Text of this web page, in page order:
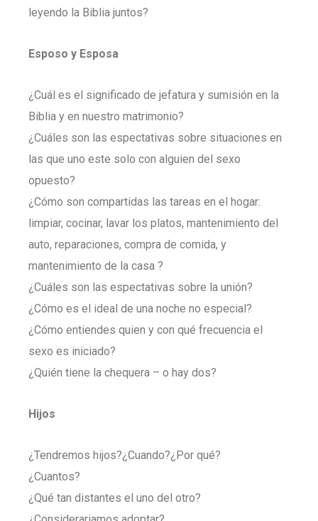
leyendo la Biblia juntos?
Esposo y Esposa
¿Cuál es el significado de jefatura y sumisión en la
Biblia y en nuestro matrimonio?
¿Cuáles son las espectativas sobre situaciones en
las que uno este solo con alguien del sexo
opuesto?
¿Cómo son compartidas las tareas en el hogar:
limpiar, cocinar, lavar los platos, mantenimiento del
auto, reparaciones, compra de comida, y
mantenimiento de la casa ?
¿Cuáles son las espectativas sobre la unión?
¿Cómo es el ideal de una noche no especial?
¿Cómo entiendes quien y con qué frecuencia el
sexo es iniciado?
¿Quién tiene la chequera – o hay dos?
Hijos
¿Tendremos hijos?¿Cuando?¿Por qué?
¿Cuantos?
¿Qué tan distantes el uno del otro?